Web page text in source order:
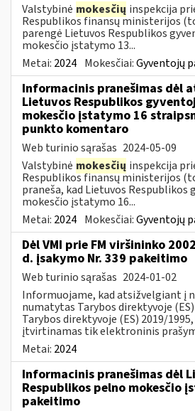
Valstybinė mokesčių inspekcija
Respublikos finansų ministerijos
parengė Lietuvos Respublikos
mokesčio įstatymo 13...
Metai: 2024 Mokesčiai:Gyventojų
Informacinis pranešimas dėl
Lietuvos Respublikos
mokesčio įstatymo 16
punkto komentaro
Web turinio sąrašas 2024-05-09
Valstybinė mokesčių inspekcija
Respublikos finansų ministerijos
praneša, kad Lietuvos Respublikos
mokesčio įstatymo 16...
Metai: 2024 Mokesčiai:Gyventojų
Dėl VMI prie FM viršininko
d. įsakymo Nr. 339 pakeitimo
Web turinio sąrašas 2024-01-02
Informuojame, kad atsižvelgiant į
numatytas Tarybos direktyvoje
Tarybos direktyvoje (ES) 2019/
įtvirtinamas tik elektroninis
Metai: 2024
Informacinis pranešimas dėl
Respublikos pelno mokesčio
pakeitimo